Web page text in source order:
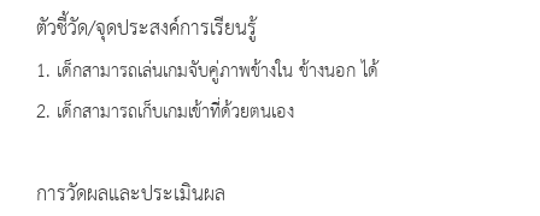
ตัวชี้วัด/จุดประสงค์การเรียนรู้
1. เด็กสามารถเล่นเกมจับคู่ภาพข้างใน ข้างนอก ได้
2. เด็กสามารถเก็บเกมเข้าที่ด้วยตนเอง
การวัดผลและประเมินผล